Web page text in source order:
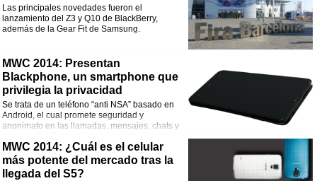
Las principales novedades fueron el
lanzamiento del Z3 y Q10 de BlackBerry,
además de la Gear Fit de Samsung.
MWC 2014: Presentan
Blackphone, un smartphone que
privilegia la privacidad
Se trata de un teléfono “anti NSA” basado en
Android, el cual promete seguridad y
anonimato en las llamadas, mensajes, chats y
MWC 2014: ¿Cuál es el celular
más potente del mercado tras la
llegada del S5?